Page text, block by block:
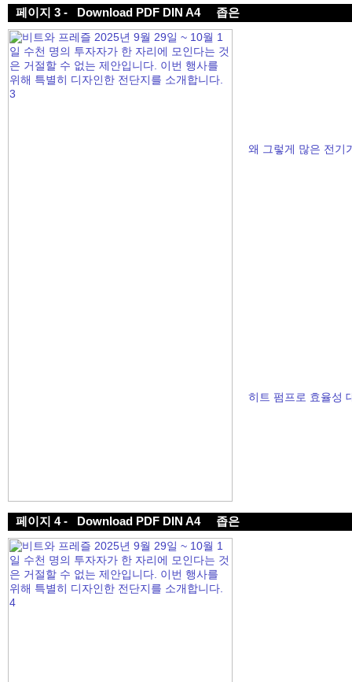
페이지 3 - Download PDF DIN A4 좁은
왜 그렇게 많은 전기
히트 펌프로 효율성
페이지 4 - Download PDF DIN A4 좁은